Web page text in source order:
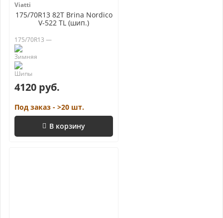
Viatti
175/70R13 82T Brina Nordico
V-522 TL (шип.)
175/70R13 —
4120 руб.
Под заказ - >20 шт.
В корзину